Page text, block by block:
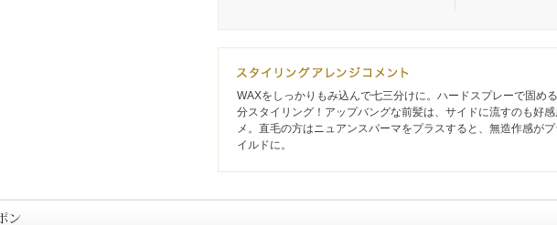
WAXをしっかりもみ込んで七三分けに。ハードスプレーで固め
分スタイリング！アップバングな前髪は、サイドに流すのも好
メ。直毛の方はニュアンスパーマをプラスすると、無造作感が
イルドに。